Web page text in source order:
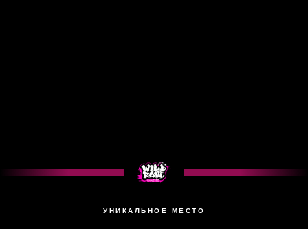
УНИКАЛЬНОЕ МЕСТО